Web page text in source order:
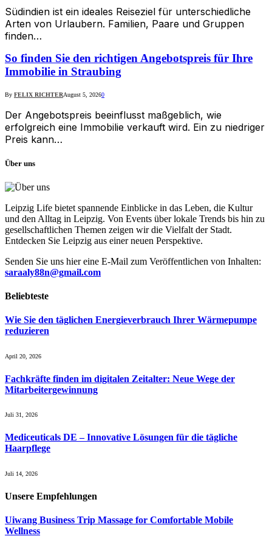
Südindien ist ein ideales Reiseziel für unterschiedliche
Arten von Urlaubern. Familien, Paare und Gruppen
finden…
So finden Sie den richtigen Angebotspreis für Ihre
Immobilie in Straubing
By FELIX RICHTERAugust 5, 20260
Der Angebotspreis beeinflusst maßgeblich, wie
erfolgreich eine Immobilie verkauft wird. Ein zu niedriger
Preis kann…
Über uns
Leipzig Life bietet spannende Einblicke in das Leben, die Kultur
und den Alltag in Leipzig. Von Events über lokale Trends bis hin zu
gesellschaftlichen Themen zeigen wir die Vielfalt der Stadt.
Entdecken Sie Leipzig aus einer neuen Perspektive.
Senden Sie uns hier eine E-Mail zum Veröffentlichen von Inhalten:
saraaly88n@gmail.com
Beliebteste
Wie Sie den täglichen Energieverbrauch Ihrer Wärmepumpe
reduzieren
April 20, 2026
Fachkräfte finden im digitalen Zeitalter: Neue Wege der
Mitarbeitergewinnung
Juli 31, 2026
Mediceuticals DE – Innovative Lösungen für die tägliche
Haarpflege
Juli 14, 2026
Unsere Empfehlungen
Uiwang Business Trip Massage for Comfortable Mobile
Wellness